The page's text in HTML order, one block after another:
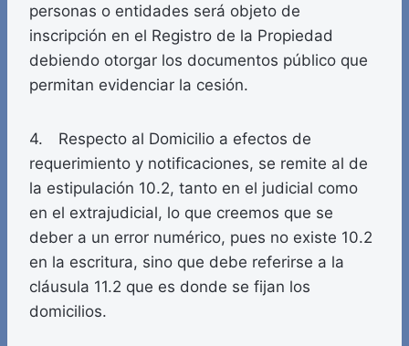
personas o entidades será objeto de
inscripción en el Registro de la Propiedad
debiendo otorgar los documentos público que
permitan evidenciar la cesión.
4. Respecto al Domicilio a efectos de
requerimiento y notificaciones, se remite al de
la estipulación 10.2, tanto en el judicial como
en el extrajudicial, lo que creemos que se
deber a un error numérico, pues no existe 10.2
en la escritura, sino que debe referirse a la
cláusula 11.2 que es donde se fijan los
domicilios.